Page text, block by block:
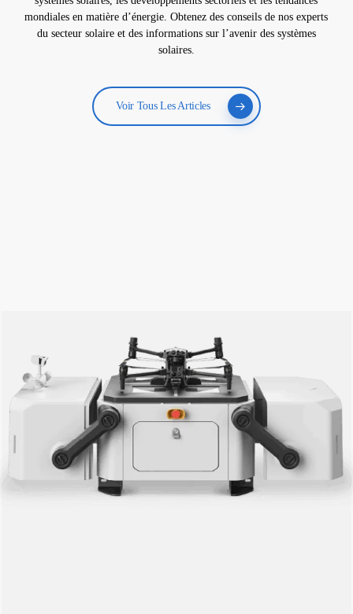
mondiales en matière d’énergie. Obtenez des conseils de nos experts
du secteur solaire et des informations sur l’avenir des systèmes
solaires.
Voir Tous Les Articles